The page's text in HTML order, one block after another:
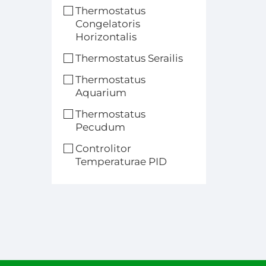
Thermostatus
Congelatoris
Horizontalis
Thermostatus Serailis
Thermostatus
Aquarium
Thermostatus
Pecudum
Controlitor
Temperaturae PID